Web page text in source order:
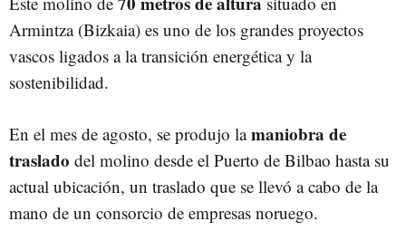
Armintza (Bizkaia) es uno de los grandes proyectos
vascos ligados a la transición energética y la
sostenibilidad.
En el mes de agosto, se produjo lamaniobra de
traslado del molino desde el Puerto de Bilbao hasta su
actual ubicación, un traslado que se llevó a cabo de la
mano de un consorcio de empresas noruego.